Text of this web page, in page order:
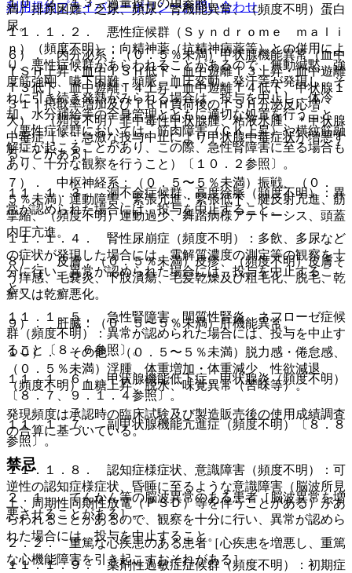
満）排尿困難、乏尿、頻尿、腎機能異常、（頻度不明）蛋白
尿。
６）． 内分泌系：（０．５％未満）甲状腺機能異常（血中
ＴＳＨ上昇・血中ＴＳＨ低下、血中遊離Ｔ３上昇・血中遊離
Ｔ３低下、血中遊離Ｔ４上昇・血中遊離Ｔ４低下、甲状腺１
３１Ｉ摂取率増加及びＴＲＨ負荷後のＴＳＨ分泌反応増
大）、（頻度不明）非中毒性甲状腺腫、粘液水腫、＊甲状腺
中毒症［＊：急激な投与中止により甲状腺中毒症状が増悪す
ることがある］。
７）． 中枢神経系：（０．５〜５％未満）振戦、（０．
５％未満）運動障害、緊張亢進・緊張低下、腱反射亢進、筋
攣縮、（頻度不明）運動過少、舞踏病様アテトーシス、頭蓋
内圧亢進。
８）． 皮膚：（０．５％未満）皮疹、（頻度不明）皮膚そ
う痒感、毛嚢炎、下肢潰瘍、毛髪乾燥及び粗毛化、脱毛、乾
癬又は乾癬悪化。
９）． 肝臓：（０．５〜５％未満）肝機能異常。
１０）． その他：（０．５〜５％未満）脱力感・倦怠感、
（０．５％未満）浮腫、体重増加・体重減少、性欲減退、
（頻度不明）血糖上昇、脱水、味覚異常（苦味等）。
発現頻度は承認時の臨床試験及び製造販売後の使用成績調査
の合算に基づいている。
禁忌
２．１． てんかん等の脳波異常のある患者［脳波異常を増
悪させることがある］。
２．２． 重篤な心疾患のある患者［心疾患を増悪し、重篤
な心機能障害を引き起こすおそれがある］。
１１．１．２． 悪性症候群（Ｓｙｎｄｒｏｍｅ ｍａｌｉ
ｎ）（頻度不明）：向精神薬（抗精神病薬等）との併用によ
り、悪性症候群があらわれることがあるので、無動緘黙、強
度筋強剛、嚥下困難、頻脈、血圧変動、発汗等が発現し、そ
れに引き続き発熱がみられる場合は、投与を中止し、体冷
却、水分補給等の全身管理とともに適切な処置を行うこと
（悪性症候群においては、筋肉障害（ＣＫ上昇）や横紋筋融
解症が起こることがあり、この際、急性腎障害に至る場合も
あり、十分な観察を行うこと）〔１０．２参照〕。
１１．１．３． 洞不全症候群、高度徐脈（頻度不明）：異
常が認められた場合には、投与を中止すること。
１１．１．４． 腎性尿崩症（頻度不明）：多飲、多尿など
の症状が発現した場合には、電解質濃度の測定等の観察を十
分に行い、異常が認められた場合には、投与を中止するこ
と。
１１．１．５． 急性腎障害、間質性腎炎、ネフローゼ症候
群（頻度不明）：異常が認められた場合には、投与を中止す
ること〔８．６参照〕。
１１．１．６． 甲状腺機能低下症、甲状腺炎（頻度不明）
〔８．７、９．１．４参照〕。
１１．１．７． 副甲状腺機能亢進症（頻度不明）〔８．８
参照〕。
１１．１．８． 認知症様症状、意識障害（頻度不明）：可
逆性の認知症様症状、昏睡に至るような意識障害（脳波所見
上、周期性同期性放電（ＰＳＤ）等を伴うことがある）があ
らわれることがあるので、観察を十分に行い、異常が認めら
れた場合には、投与を中止すること。
１１．１．９． 薬剤性過敏症症候群（頻度不明）：初期症
利用規約プライバシーポリシーお問い合わせ